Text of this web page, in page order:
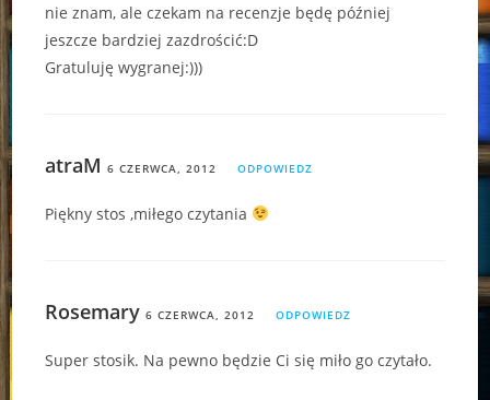
nie znam, ale czekam na recenzje będę później
jeszcze bardziej zazdrościć:D
Gratuluję wygranej:)))
atraM 6 CZERWCA, 2012 ODPOWIEDZ
Piękny stos ,miłego czytania
Rosemary 6 CZERWCA, 2012 ODPOWIEDZ
Super stosik. Na pewno będzie Ci się miło go czytało.